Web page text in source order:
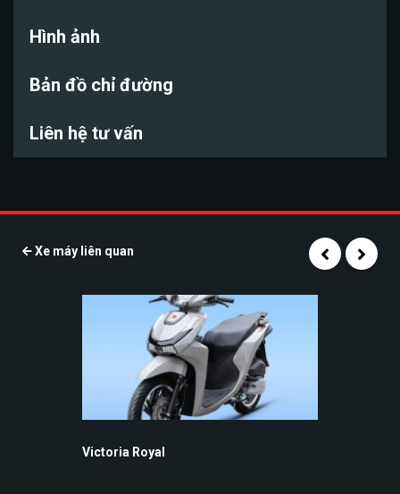
Hình ảnh
Bản đồ chỉ đường
Liên hệ tư vấn
Xe máy liên quan
Victoria Royal